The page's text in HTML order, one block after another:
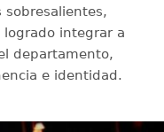
integrar a
departamento,
e identidad.